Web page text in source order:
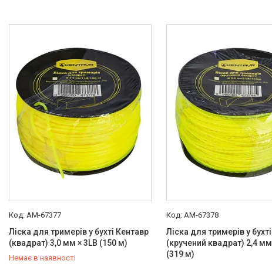
AM-67377
Ліска для тримерів у бухті Кентавр
(квадрат) 3,0 мм × 3LB (150 м)
Немає в наявності
AM-67378
Ліска для тримерів у
(кручений квадрат) 2,4 мм
(319 м)